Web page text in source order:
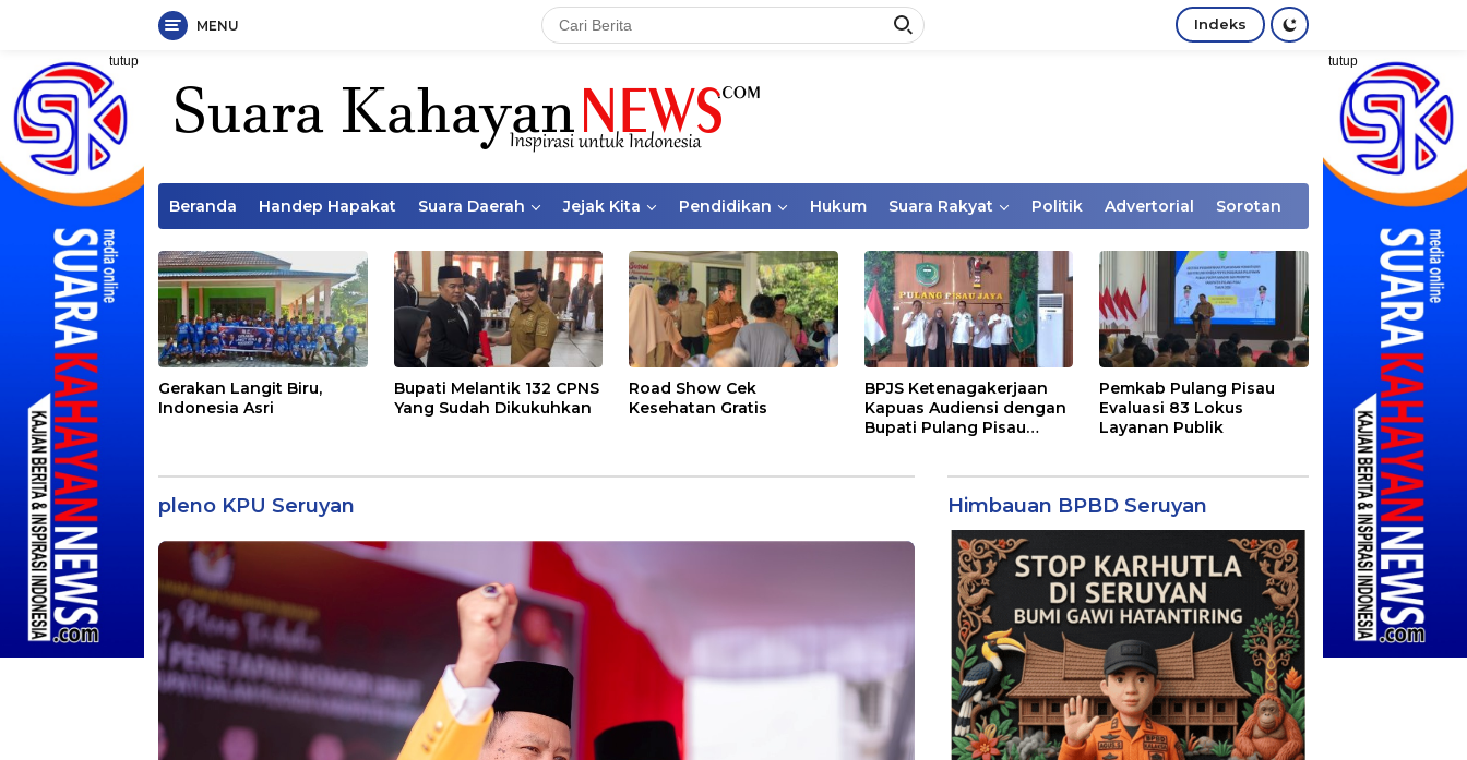
Langsung
konten
MENU Indeks
tutup tutup
Beranda Handep Hapakat Suara Daerah Jejak Kita Pendidikan Hukum Suara Rakyat Politik Advertorial Sorotan
Gerakan Langit Biru,
Indonesia Asri
Bupati Melantik 132 CPNS
Yang Sudah Dikukuhkan
Road Show Cek
Kesehatan Gratis
BPJS Ketenagakerjaan
Kapuas Audiensi dengan
Bupati Pulang Pisau
Pemkab Pulang Pisau
Evaluasi 83 Lokus
Layanan Publik
pleno KPU Seruyan Himbauan BPBD Seruyan